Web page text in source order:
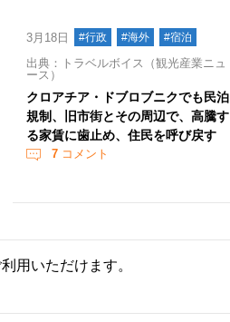
3月18日 #行政 #海外 #宿泊
出典：トラベルボイス（観光産業ニュ
ース）
クロアチア・ドブロブニクでも民泊
規制、旧市街とその周辺で、高騰す
る家賃に歯止め、住民を呼び戻す
7 コメント
用いただけます。